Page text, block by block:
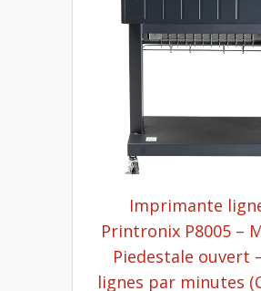
Imprimante
Printronix P8005 –
Piedestale ouvert
lignes par minutes